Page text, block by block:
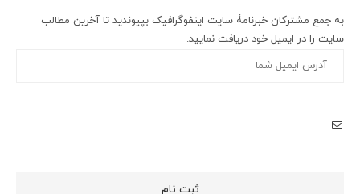
به جمع مشترکان خبرنامۀ سایت اینفوگرافیک بپیوندید تا آخرین مطالب
سایت را در ایمیل خود دریافت نمایید.